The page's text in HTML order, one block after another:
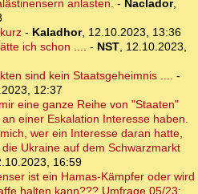
anlasten. - Naclador,
- Kaladhor, 12.10.2023, 13:36
ich schon .... - NST, 12.10.2023,
sind kein Staatsgeheimnis .... -
12:37
eine ganze Reihe von "Staaten"
einer Eskalation Interesse haben.
wer ein Interesse daran hatte,
Ukraine auf dem Schwarzmarkt
16:59
ist ein Hamas-Kämpfer oder wird
halten kann??? Umfrage 05/23: